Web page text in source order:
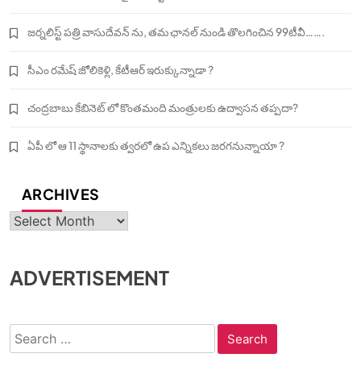
జర్నలిస్ట్ పత్రి వాసుదేవన్ ను, తమ ఛానల్ నుండి తొలగించిన 99టీవీ…….
సీఎం రమేష్ జోలికెళ్లి, కేటీఆర్ ఇరుక్కున్నాడా ?
చంద్రబాబు కేబినెట్ లో కొంతమంది మంత్రులకు ఉద్వాసన తప్పదా?
ఏపీ లో ఆ 11 స్థానాలకు త్వరలో ఉప ఎన్నికలు జరగనున్నాయా ?
ARCHIVES
Archives
ADVERTISEMENT
Search
for: